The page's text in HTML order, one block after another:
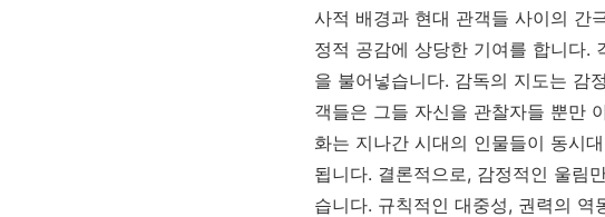
사적 배경과 현대 관객들 사이의 간
정적 공감에 상당한 기여를 합니다.
을 불어넣습니다. 감독의 지도는 감
객들은 그들 자신을 관찰자들 뿐만
화는 지나간 시대의 인물들이 동시
됩니다. 결론적으로, 감정적인 울림
습니다. 규칙적인 대중성, 권력의